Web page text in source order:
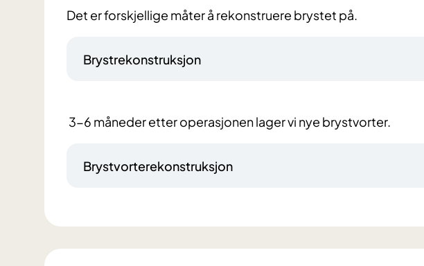
Det er forskjellige måter å rekonstruere brystet på.
Brystrekonstruksjon
3-6 måneder etter operasjonen lager vi nye brystvorter.
Brystvorterekonstruksjon